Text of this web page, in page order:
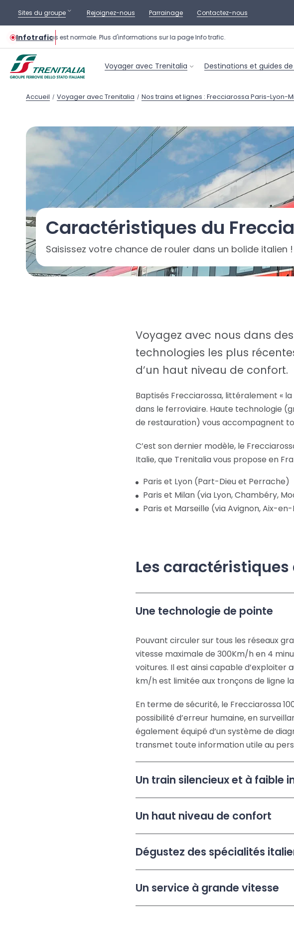
Sites du groupe Rejoignez-nous Parrainage Contactez-nous
Infotrafic
des trains est normale. Plus d'informations sur la page Info trafic.
Voyager avec Trenitalia Destinations et guides
Accueil / Voyager avec Trenitalia / Nos trains et lignes : Frecciarossa Paris-Lyon-
Caractéristiques du
Saisissez votre chance de rouler dans un bolide italien !
Voyagez avec nous dans
technologies les plus
d’un haut niveau de confort.
Baptisés Frecciarossa, littéralement «
dans le ferroviaire. Haute technologie
de restauration) vous accompagnent
C’est son dernier modèle, le
Italie, que Trenitalia vous propose en
Paris et Lyon (Part-Dieu et Perrache)
Paris et Milan (via Lyon, Chambéry,
Paris et Marseille (via Avignon, Aix-
Les
Une technologie de pointe
Pouvant circuler sur tous les réseaux
vitesse maximale de 300Km/h en 4
voitures. Il est ainsi capable d’exploiter
km/h est limitée aux tronçons de ligne
En terme de sécurité, le Frecciarossa
possibilité d’erreur humaine, en
également équipé d’un système de
transmet toute information utile au
Un train silencieux et à faible
Un haut niveau de confort
Dégustez des spécialités
Un service à grande vitesse